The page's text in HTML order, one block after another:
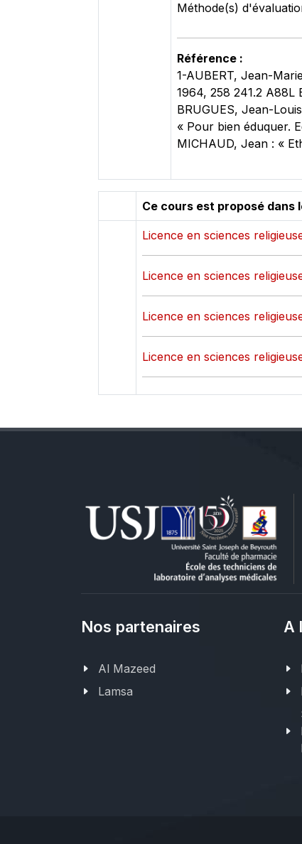
Méthode(s)
Référence :
1-AUBERT, Jean-
1964, 258 241.2 A88L
BRUGUES, Jean-
« Pour bien éduquer.
MICHAUD, Jean : «
Ce cours est proposé dans
Licence en sciences
Licence en sciences
Licence en sciences
Licence en sciences
Nos partenaires
Al Mazeed
Lamsa
A